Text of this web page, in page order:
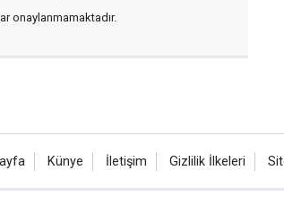
onaylanmamaktadır.
Künye İletişim Gizlilik İlkeleri